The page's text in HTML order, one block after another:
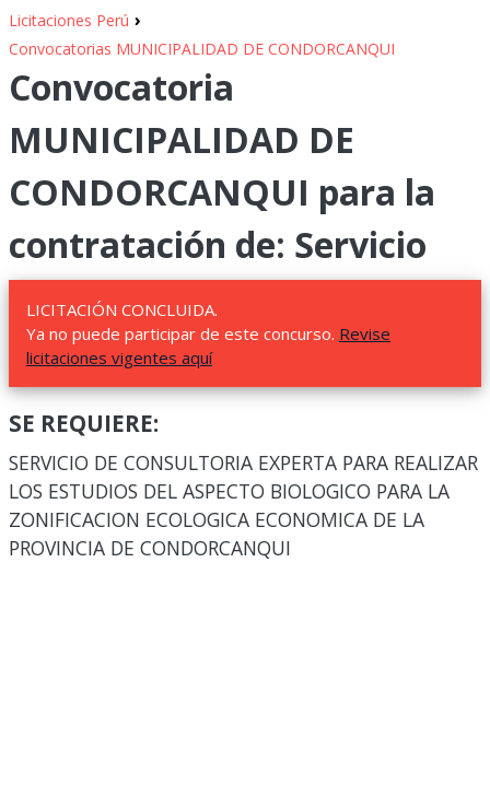
Licitaciones Perú ›
Convocatorias MUNICIPALIDAD DE CONDORCANQUI
Convocatoria
MUNICIPALIDAD DE
CONDORCANQUI para la
contratación de: Servicio
LICITACIÓN CONCLUIDA.
Ya no puede participar de este concurso. Revise
licitaciones vigentes aquí
SE REQUIERE:
SERVICIO DE CONSULTORIA EXPERTA PARA REALIZAR
LOS ESTUDIOS DEL ASPECTO BIOLOGICO PARA LA
ZONIFICACION ECOLOGICA ECONOMICA DE LA
PROVINCIA DE CONDORCANQUI